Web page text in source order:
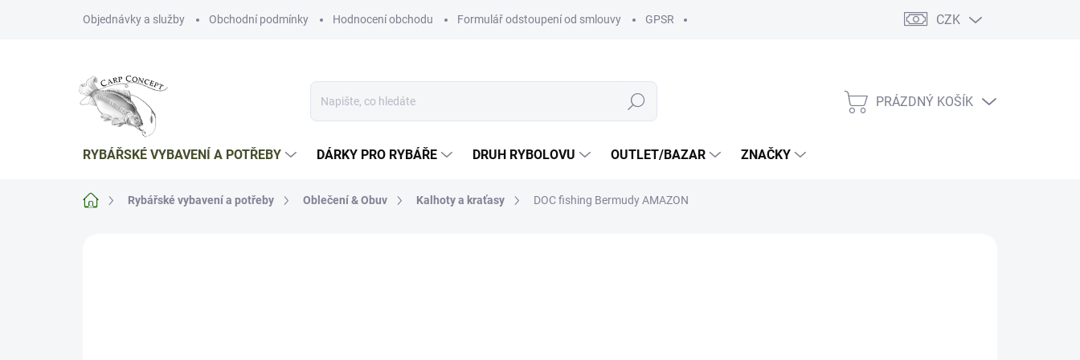
Objednávky a služby Obchodní podmínky Hodnocení obchodu Formulář odstoupení od smlouvy GPSR CZK
Hledat
NÁKUPNÍ
PRÁZDNÝ KOŠÍK
RYBÁŘSKÉ VYBAVENÍ A POTŘEBY DÁRKY PRO RYBÁŘE DRUH RYBOLOVU OUTLET/BAZAR ZNAČKY
Domů Rybářské vybavení a potřeby Oblečení & Obuv Kalhoty a kraťasy DOC fishing Bermudy AMAZON